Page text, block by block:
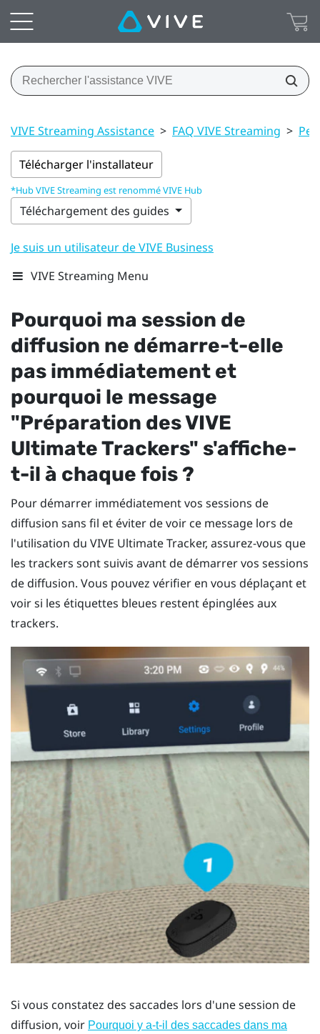
VIVE Streaming Assistance > FAQ VIVE Streaming >
Télécharger l'installateur
*Hub VIVE Streaming est renommé VIVE Hub
Téléchargement des guides
Je suis un utilisateur de VIVE Business
VIVE Streaming Menu
Pourquoi ma session de
diffusion ne démarre-t-elle
pas immédiatement et
pourquoi le message
"‍Préparation des VIVE
Ultimate Trackers"‍ s'affiche-
t-il à chaque fois ?
Pour démarrer immédiatement vos sessions de
diffusion sans fil et éviter de voir ce message lors de
l'utilisation du VIVE Ultimate Tracker, assurez-vous que
les trackers sont suivis avant de démarrer vos sessions
de diffusion. Vous pouvez vérifier en vous déplaçant et
voir si les étiquettes bleues restent épinglées aux
trackers.
Si vous constatez des saccades lors d'une session de
diffusion, voir Pourquoi y a-t-il des saccades dans ma